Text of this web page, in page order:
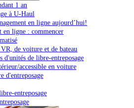
1 an
à U-Haul
en ligne aujourd’hui!
en ligne : commencer
de voiture et de bateau
d'unités de libre-entreposage
accessible en voiture
d'entreposage
entreposage